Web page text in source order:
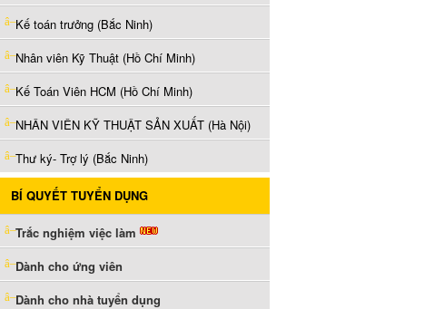
Kế toán trưởng (Bắc Ninh)
Nhân viên Kỹ Thuật (Hồ Chí Minh)
Kế Toán Viên HCM (Hồ Chí Minh)
NHÂN VIÊN KỸ THUẬT SẢN XUẤT (Hà Nội)
Thư ký- Trợ lý (Bắc Ninh)
BÍ QUYẾT TUYỂN DỤNG
Trắc nghiệm việc làm
Dành cho ứng viên
Dành cho nhà tuyển dụng